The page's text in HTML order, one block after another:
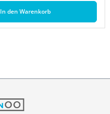
In den Warenkorb